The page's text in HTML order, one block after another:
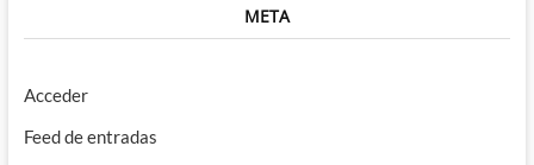
META
Acceder
Feed de entradas